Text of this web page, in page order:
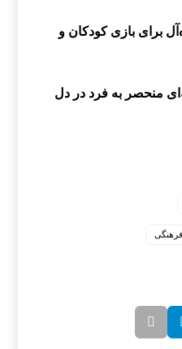
برای بازی کودکان و
منحصر به فرد در دل